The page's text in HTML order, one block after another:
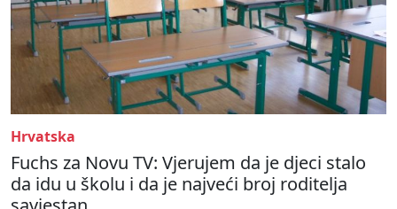
Hrvatska
Fuchs za Novu TV: Vjerujem da je djeci stalo
da idu u školu i da je najveći broj roditelja